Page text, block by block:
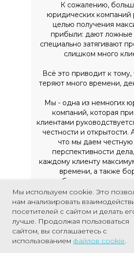
К сожалению,
юридических компаний
целью получения
прибыли: дают ложные
специально затягивают
слишком много
Всё это приводит к тому,
теряют много времени,
Мы - одна из немногих
компаний, которая
клиентами
честности и открытости.
что мы даем
перспективности
каждому клиенту
времени, а также
недобросовестными
конца - до
суда.
Мы тесно сотрудничаем с
партнерами по категории
поэтому можем работать
Позвонить
Мы используем cookie. Это
нам анализировать
посетителей с сайтом и делать
лучше. Продолжая пользоваться
сайтом, вы соглашаетесь с
использованием файлов cookie.